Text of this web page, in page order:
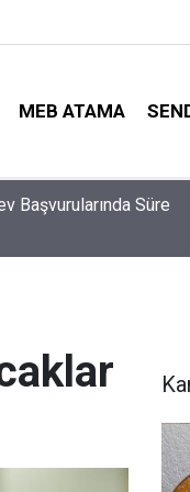
MEB ATAMA
Aradığı 15